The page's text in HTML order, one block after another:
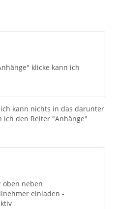
klicke kann ich
kann nichts in das darunter
ich den Reiter "Anhänge"
oben neben
einladen -